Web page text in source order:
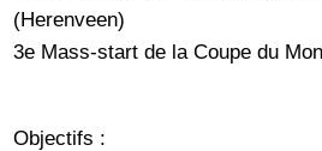
(Herenveen)
3e Mass-start de la Coupe du
Objectifs :